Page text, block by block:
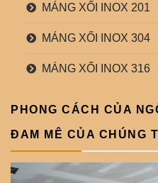
MÁNG XỐI INOX 201
MÁNG XỐI INOX 304
MÁNG XỐI INOX 316
PHONG CÁCH CỦA
ĐAM MÊ CỦA CHÚNG